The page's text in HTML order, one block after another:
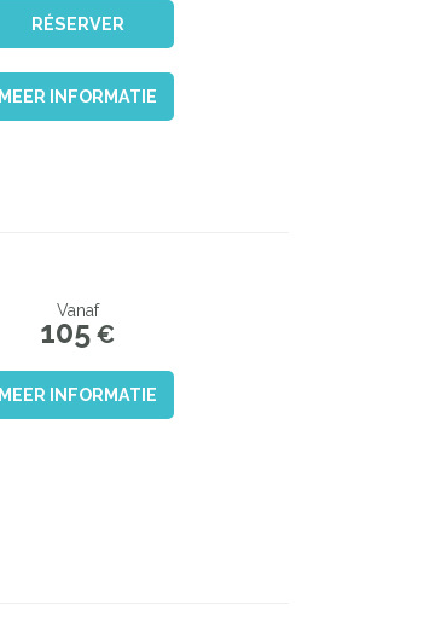
RÉSERVER
MEER INFORMATIE
Vanaf
105 €
MEER INFORMATIE